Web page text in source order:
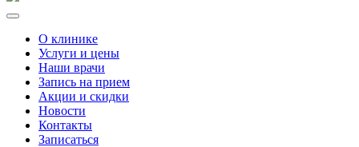
О клинике
Услуги и цены
Наши врачи
Запись на прием
Акции и скидки
Новости
Контакты
Записаться